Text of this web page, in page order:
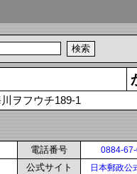
ヲフウチ189-1
電話番号 0884-
公式サイト 日本郵政公